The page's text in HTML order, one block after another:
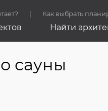
Как выбрать
Найти
сауны